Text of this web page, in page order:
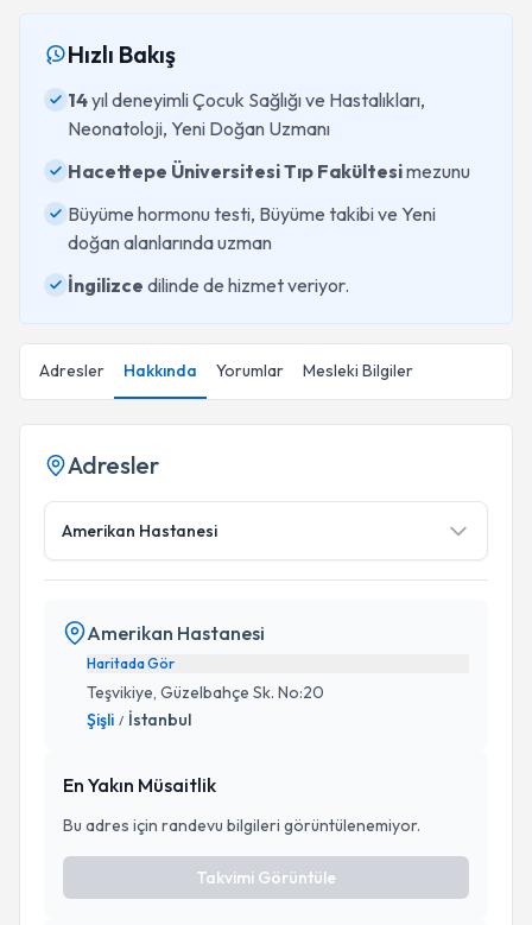
Hızlı Bakış
14yıl deneyimli Çocuk Sağlığı ve Hastalıkları,
Neonatoloji, Yeni Doğan Uzmanı
Hacettepe Üniversitesi Tıp Fakültesimezunu
Büyüme hormonu testi, Büyüme takibi ve Yeni
doğan alanlarında uzman
İngilizce dilinde de hizmet veriyor.
Adresler Hakkında Yorumlar Mesleki Bilgiler
Adresler
Amerikan Hastanesi
Amerikan Hastanesi
Haritada Gör
Teşvikiye, Güzelbahçe Sk. No:20
Şişli / İstanbul
En Yakın Müsaitlik
Bu adres için randevu bilgileri görüntülenemiyor.
Takvimi Görüntüle